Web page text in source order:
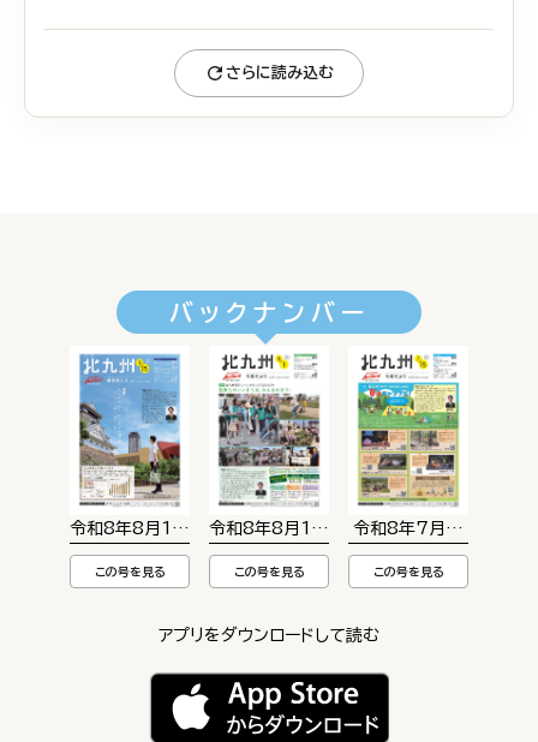
さらに読み込む
バックナンバー
令和8年8月15日号
この号を見る
令和8年8月1日号
この号を見る
令和8年7月15日号
この号を見る
アプリをダウンロードして読む